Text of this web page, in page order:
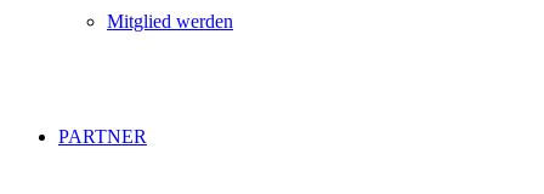
Mitglied werden
PARTNER